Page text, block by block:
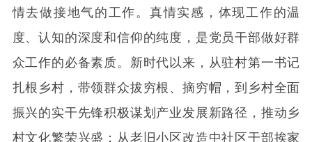
情去做接地气的工作。真情实感，体现工作的温
度、认知的深度和信仰的纯度，是党员干部做好群
众工作的必备素质。新时代以来，从驻村第一书记
扎根乡村，带领群众拔穷根、摘穷帽，到乡村全面
振兴的实干先锋积极谋划产业发展新路径，推动乡
村文化繁荣兴盛；从老旧小区改造中社区干部挨家